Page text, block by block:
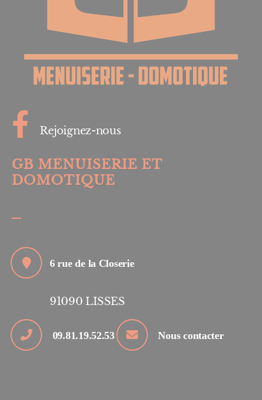
Rejoignez-nous
GB MENUISERIE ET
DOMOTIQUE
6 rue de la Closerie
91090 LISSES
09.81.19.52.53 Nous contacter